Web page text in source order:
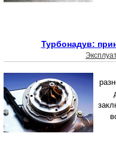
Турбонадув: